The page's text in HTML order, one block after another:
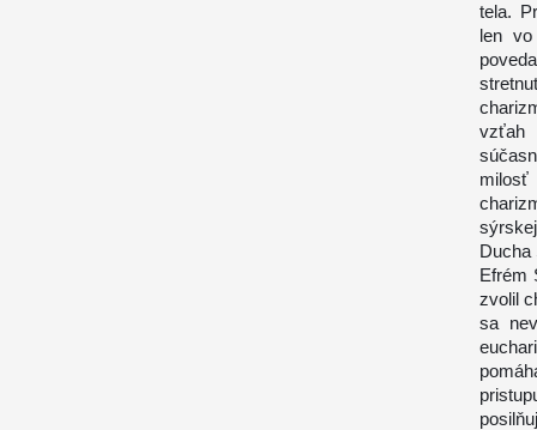
tela.
len
vzťah
Ducha
Efrém
zvolil
sa